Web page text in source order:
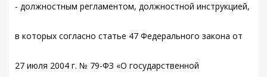
- должностным регламентом, должностной инструкцией,
в которых согласно статье 47 Федерального закона от
27 июля 2004 г. № 79-ФЗ «О государственной